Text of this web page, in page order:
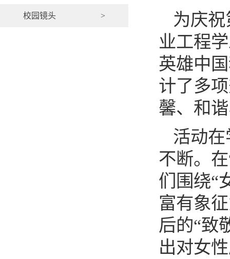
校园镜头 >
为庆祝
业工程
英雄中
计了多
馨、和
活动
不断。在
们围绕“
富有象
后的“致
出对女